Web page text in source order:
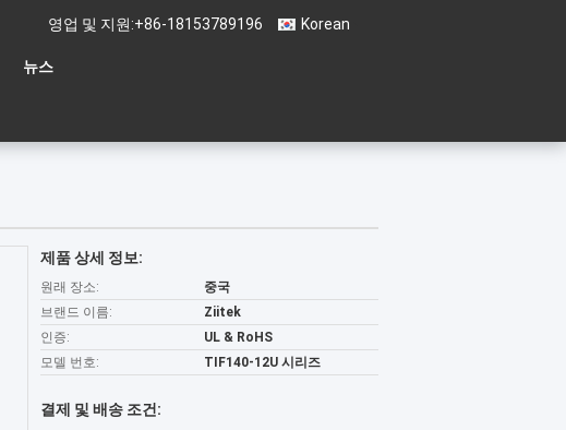
Korean
영업 및 지원:+86-18153789196
뉴스
제품 상세 정보:
원래 장소:
중국
브랜드 이름:
Ziitek
인증:
UL & RoHS
모델 번호:
TIF140-12U 시리즈
결제 및 배송 조건: